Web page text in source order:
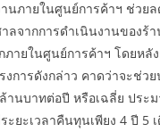
นภายในศูนย์การค้าฯ ช่วย
ลจากการดำเนินงานของร้
ภายในศูนย์การค้าฯ โดยหลั
การดังกล่าว คาดว่าจะช่ว
านบาทต่อปี หรือเฉลี่ย ประ
ะยะเวลาคืนทุนเพียง 4 ปี 5